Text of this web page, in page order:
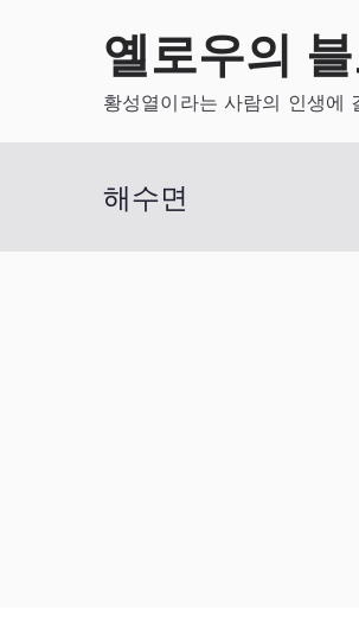
옐로우의
황성열이라는 사람의 인생에
해수면